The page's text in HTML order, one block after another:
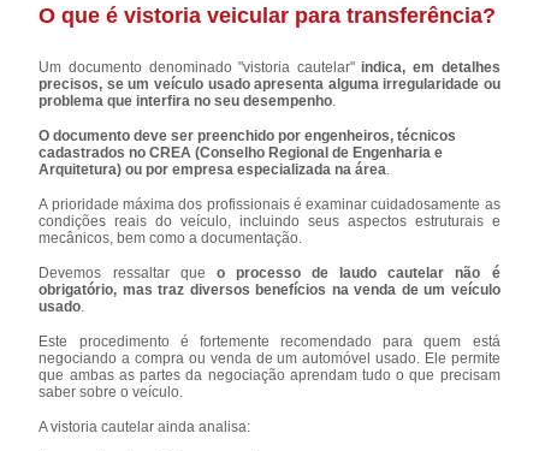
O que é vistoria veicular para transferência?
Um documento denominado "vistoria cautelar"indica, em detalhes
precisos, se um veículo usado apresenta alguma irregularidade ou
problema que interfira no seu desempenho
O documento deve ser preenchido por engenheiros, técnicos
cadastrados no CREA (Conselho Regional de Engenharia e
Arquitetura) ou por empresa especializada na área
A prioridade máxima dos profissionais é examinar cuidadosamente as
condições reais do veículo, incluindo seus aspectos estruturais e
mecânicos, bem como a documentação.
Devemos ressaltar que o processo de laudo cautelar não é
obrigatório, mas traz diversos benefícios na venda de um veículo
usado
Este procedimento é fortemente recomendado para quem está
negociando a compra ou venda de um automóvel usado. Ele permite
que ambas as partes da negociação aprendam tudo o que precisam
saber sobre o veículo.
A vistoria cautelar ainda analisa: